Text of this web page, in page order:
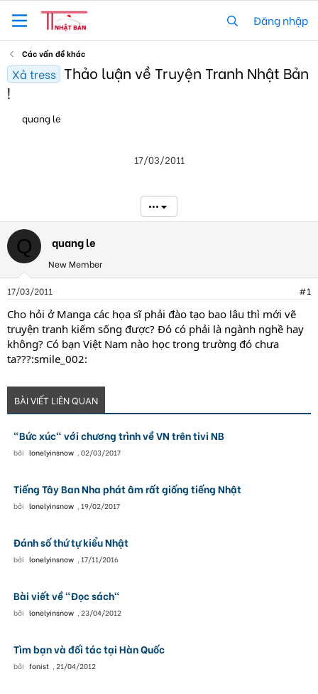
Đăng nhập
Các vấn đề khác
Xả tress Thảo luận về Truyện Tranh Nhật Bản
!
h
r
t
e
r
quang le
17/03/2011
•••
Q quang le
New Member
17/03/2011 #1
Cho hỏi ở Manga các họa sĩ phải đào tạo bao lâu thì mới vẽ
truyện tranh kiếm sống được? Đó có phải là ngành nghề hay
không? Có bạn Việt Nam nào học trong trường đó chưa
ta???:smile_002:
BÀI VIẾT LIÊN QUAN
"Bức xúc" với chương trình về VN trên tivi NB
bởi lonelyinsnow , 02/03/2017
Tiếng Tây Ban Nha phát âm rất giống tiếng Nhật
bởi lonelyinsnow , 19/02/2017
Đánh số thứ tự kiểu Nhật
bởi lonelyinsnow , 17/11/2016
Bài viết về "Đọc sách"
bởi lonelyinsnow , 23/04/2012
Tìm bạn và đối tác tại Hàn Quốc
bởi fonist , 21/04/2012